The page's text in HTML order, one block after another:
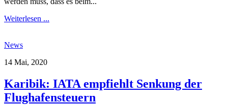
Weiterlesen ...
News
14 Mai, 2020
Karibik: IATA empfiehlt Senkung der
Flughafensteuern